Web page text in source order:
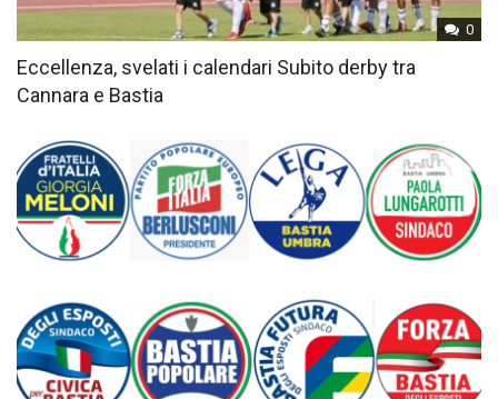
0
Eccellenza, svelati i calendari Subito derby tra
Cannara e Bastia